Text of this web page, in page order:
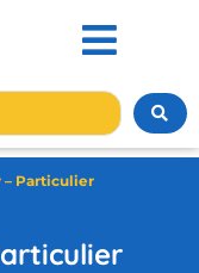
Particulier